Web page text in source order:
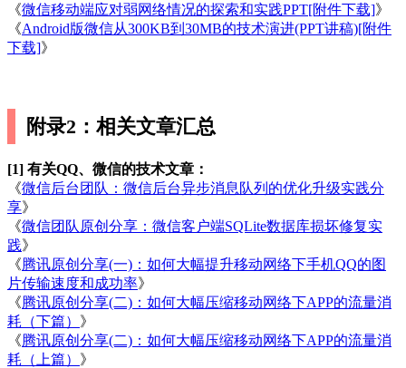
《微信移动端应对弱网络情况的探索和实践PPT[附件下载]》
《Android版微信从300KB到30MB的技术演进(PPT讲稿)[附件
下载]》
附录2：相关文章汇总
[1] 有关QQ、微信的技术文章：
《微信后台团队：微信后台异步消息队列的优化升级实践分
享》
《微信团队原创分享：微信客户端SQLite数据库损坏修复实
践》
《腾讯原创分享(一)：如何大幅提升移动网络下手机QQ的图
片传输速度和成功率》
《腾讯原创分享(二)：如何大幅压缩移动网络下APP的流量消
耗（下篇） 》
《腾讯原创分享(二)：如何大幅压缩移动网络下APP的流量消
耗（上篇） 》